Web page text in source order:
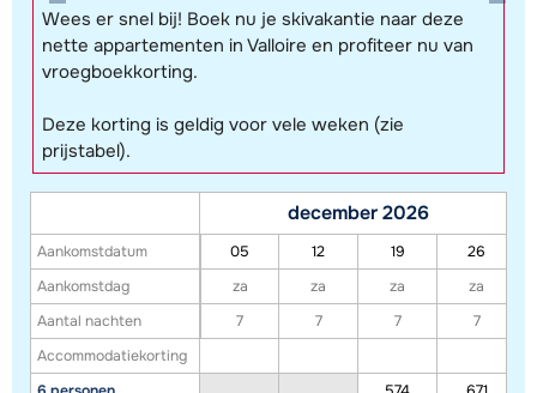
Toon alle accommodaties in dit gebied
Deze kaart geeft een indicatie van de ligging van onze accommodaties. De
Wees er snel bij! Boek nu je skivakantie naar deze
nette appartementen in Valloire en profiteer nu van
vroegboekkorting.
Deze korting is geldig voor vele weken (zie
prijstabel).
Aankomstdatum
Aankomstdag
Aantal nachten
Accommodatiekorting
december 2026
05 12 19
26
za
za za
za
7
7 7 7